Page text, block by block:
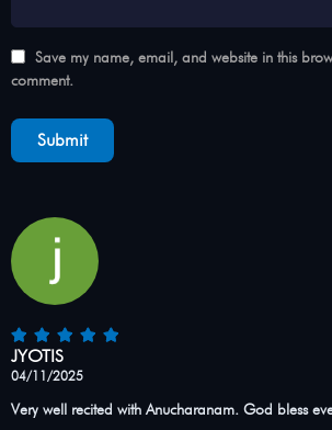
Save my name, email, and website in this
comment.
JYOTIS
04/11/2025
Very well recited with Anucharanam. God bless